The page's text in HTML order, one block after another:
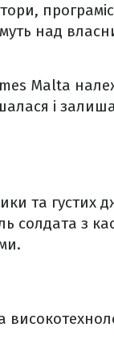
над
Malta
і
та густих
солдата з